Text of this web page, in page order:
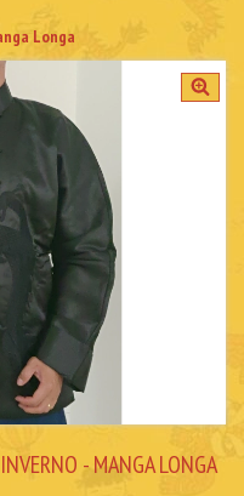
Longa
- MANGA LONGA